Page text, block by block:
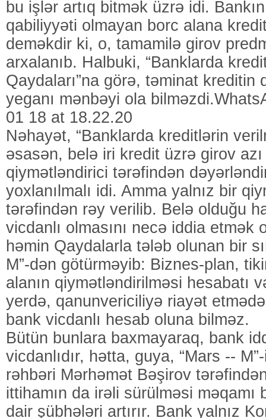
bu işlər artıq bitmək üzrə idi.
qabiliyyəti olmayan borc alana
deməkdir ki, o, tamamilə girov
arxalanıb. Halbuki, “Banklarda
Qaydaları”na görə, təminat kreditin
yeganı mənbəyi ola
01 18 at 18.22.20
Nəhayət, “Banklarda kreditlərin
əsasən, belə iri kredit üzrə girov
qiymətləndirici tərəfindən
yoxlanılmalı idi. Amma yalnız bir
tərəfindən rəy verilib. Belə olduğu
vicdanlı olmasını necə iddia
həmin Qaydalarla tələb olunan bir
M”-dən götürməyib: Biznes-plan,
alanın qiymətləndirilməsi hesabatı
yerdə, qanunvericiliyə riayət
bank vicdanlı hesab oluna bilməz.
Bütün bunlara baxmayaraq, bank
vicdanlıdır, hətta, guya, “Mars --
rəhbəri Mərhəmət Bəşirov
ittihamın da irəli sürülməsi məqamı
dair şübhələri artırır. Bank yalnız